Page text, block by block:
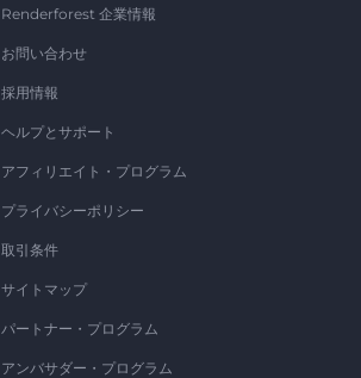
Renderforest 企業情報
お問い合わせ
採用情報
ヘルプとサポート
アフィリエイト・プログラム
プライバシーポリシー
取引条件
サイトマップ
パートナー・プログラム
アンバサダー・プログラム